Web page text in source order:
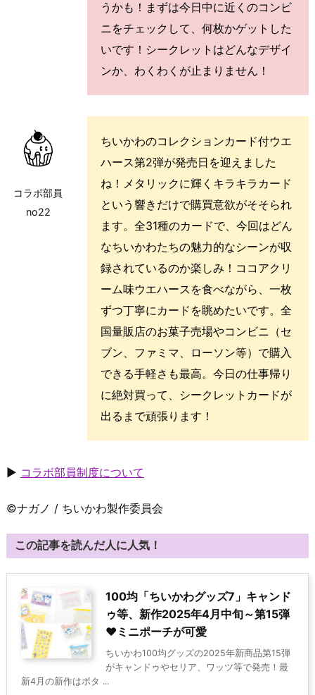
うかも！まずは今日中に近くのコンビ
ニをチェックして、何枚かゲットした
いです！シークレットはどんなデザイ
ンか、わくわくが止まりません！
コラボ部員
no22
ちいかわのコレクションカード付ウエ
ハース第2弾が発売日を迎えました
ね！メタリックに輝くキラキラカード
という響きだけで購買意欲がそそられ
ます。全31種のカードで、今回はどん
なちいかわたちの魅力的なシーンが収
録されているのか楽しみ！ココアクリ
ーム味ウエハースを食べながら、一枚
ずつ丁寧にカードを眺めたいです。全
国量販店のお菓子売場やコンビニ（セ
ブン、ファミマ、ローソン等）で購入
できる手軽さも最高。今日の仕事帰り
に絶対買って、シークレットカードが
出るまで頑張ります！
▶ コラボ部員制度について
©ナガノ / ちいかわ製作委員会
この記事を読んだ人に人気！
100均「ちいかわグッズ7」キャンド
ゥ等、新作2025年4月中旬～第15弾
♥ミニポーチが可愛
ちいかわ100均グッズの2025年新商品第15弾
がキャンドゥやセリア、ワッツ等で発売！最
新4月の新作はボタ ...